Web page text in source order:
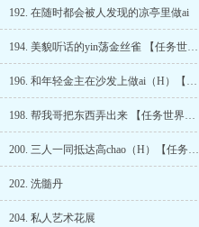
192. 在随时都会被人发现的凉亭里做ai
194. 美貌听话的yin荡金丝雀 【任务世界十一】
196. 和年轻金主在沙发上做ai（H）【任务世界十一】（1700珠加更）
198. 帮我哥把东西弄出来 【任务世界十一】
200. 三人一同抵达高chao（H）【任务世界十一】
202. 洗髓丹
204. 私人艺术花展